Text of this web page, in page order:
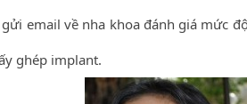
email về nha khoa đánh giá mức
ghép implant.